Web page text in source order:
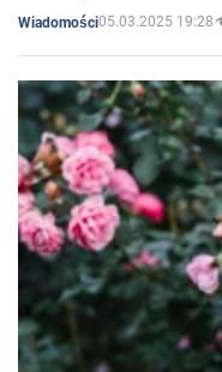
Wiadomości05.03.2025 19:28